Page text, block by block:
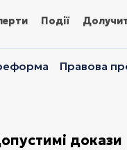
Події
Правова
докази